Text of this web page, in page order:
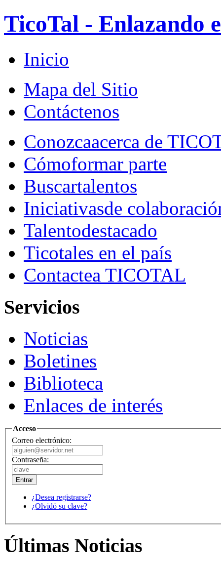
TicoTal - Enlazando
Inicio
Mapa del Sitio
Contáctenos
Conozcaacerca de
Cómoformar parte
Buscartalentos
Iniciativasde
Talentodestacado
Ticotales en el país
Contactea TICOTAL
Servicios
Noticias
Boletines
Biblioteca
Enlaces de interés
Acceso
Correo electrónico:
Contraseña:
¿Desea registrarse?
¿Olvidó su clave?
Últimas Noticias